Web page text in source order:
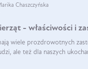
Chaszczyńska
- właściwości i
wiele prozdrowotnych
ale też dla naszych